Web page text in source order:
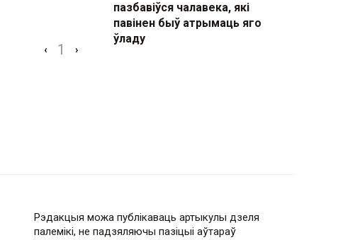
‹ 1 ›
пазбавіўся чалавека, які
павінен быў атрымаць яго
ўладу
Рэдакцыя можа публікаваць артыкулы дзеля
палемікі, не падзяляючы пазіцыі аўтараў